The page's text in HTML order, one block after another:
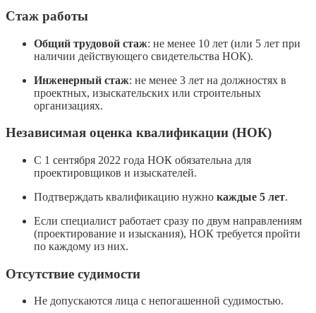
Стаж работы
Общий трудовой стаж: не менее 10 лет (или 5 лет при
наличии действующего свидетельства НОК).
Инженерный стаж: не менее 3 лет на должностях в
проектных, изыскательских или строительных
организациях.
Независимая оценка квалификации (НОК)
С 1 сентября 2022 года НОК обязательна для
проектировщиков и изыскателей.
Подтверждать квалификацию нужно каждые 5 лет.
Если специалист работает сразу по двум направлениям
(проектирование и изыскания), НОК требуется пройти
по каждому из них.
Отсутствие судимости
Не допускаются лица с непогашенной судимостью.